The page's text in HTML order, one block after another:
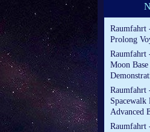
Raumfahrt
Prolong
Raumfahrt
Moon
Raumfahrt
Spacewalk
Advanced
Raumfahrt